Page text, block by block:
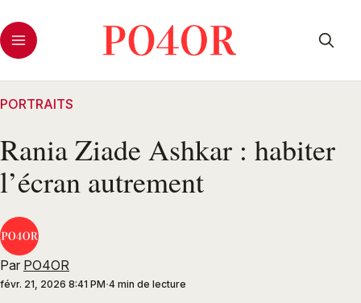
PORTRAITS
Rania Ziade Ashkar : habiter
l’écran autrement
Par PO4OR
févr. 21, 2026 8:41 PM 4 min de lecture